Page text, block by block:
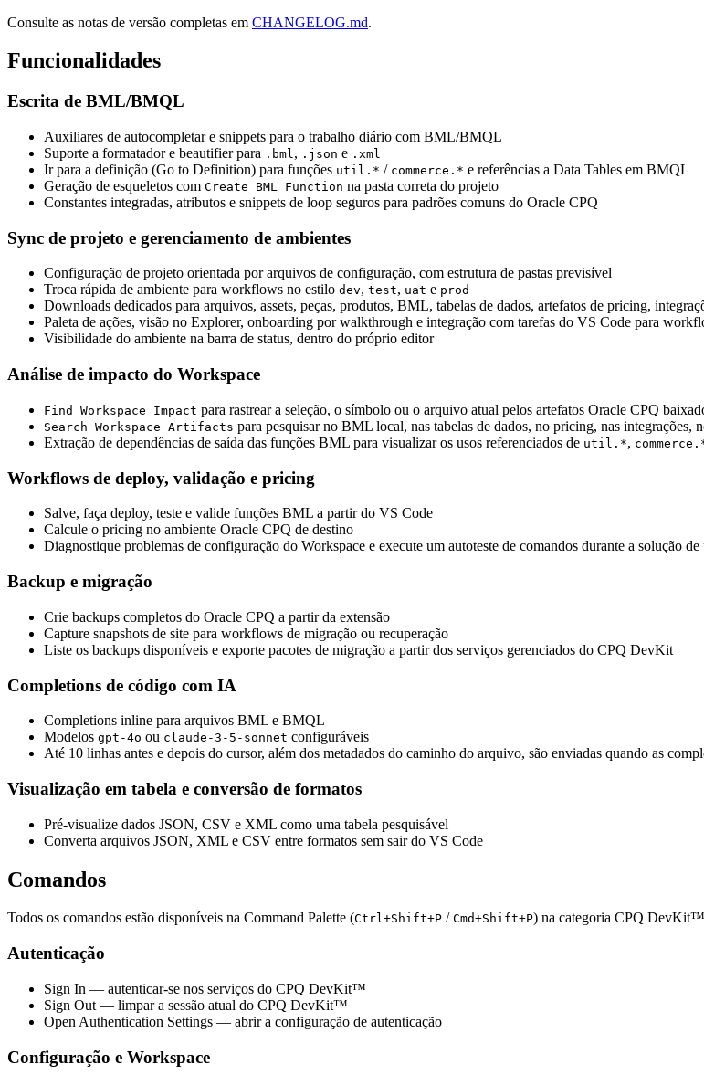
Consulte as notas de versão completas em CHANGELOG.md.
Funcionalidades
Escrita de BML/BMQL
Auxiliares de autocompletar e snippets para o trabalho diário com BML/BMQL
Suporte a formatador e beautifier para .bml, .json e .xml
Ir para a definição (Go to Definition) para funções util.* / commerce.* e referências a Data Tables em BMQL
Geração de esqueletos com Create BML Function na pasta correta do projeto
Constantes integradas, atributos e snippets de loop seguros para padrões comuns do Oracle CPQ
Sync de projeto e gerenciamento de ambientes
Configuração de projeto orientada por arquivos de configuração, com estrutura de pastas previsível
Troca rápida de ambiente para workflows no estilo dev, test, uat e prod
Downloads dedicados para arquivos, assets, peças, produtos, BML, tabelas de dados, artefatos de pricing,
Paleta de ações, visão no Explorer, onboarding por walkthrough e integração com tarefas do VS Code para
Visibilidade do ambiente na barra de status, dentro do próprio editor
Análise de impacto do Workspace
Find Workspace Impact para rastrear a seleção, o símbolo ou o arquivo atual pelos artefatos Oracle CPQ
Search Workspace Artifacts para pesquisar no BML local, nas tabelas de dados, no pricing, nas integrações,
Extração de dependências de saída das funções BML para visualizar os usos referenciados de util.*,
Workflows de deploy, validação e pricing
Salve, faça deploy, teste e valide funções BML a partir do VS Code
Calcule o pricing no ambiente Oracle CPQ de destino
Diagnostique problemas de configuração do Workspace e execute um autoteste de comandos durante a solução de
Backup e migração
Crie backups completos do Oracle CPQ a partir da extensão
Capture snapshots de site para workflows de migração ou recuperação
Liste os backups disponíveis e exporte pacotes de migração a partir dos serviços gerenciados do CPQ DevKit
Completions de código com IA
Completions inline para arquivos BML e BMQL
Modelos gpt-4o ou claude-3-5-sonnet configuráveis
Até 10 linhas antes e depois do cursor, além dos metadados do caminho do arquivo, são enviadas quando as
Visualização em tabela e conversão de formatos
Pré-visualize dados JSON, CSV e XML como uma tabela pesquisável
Converta arquivos JSON, XML e CSV entre formatos sem sair do VS Code
Comandos
Todos os comandos estão disponíveis na Command Palette (Ctrl+Shift+P / Cmd+Shift+P) na categoria CPQ DevKit™
Autenticação
Sign In — autenticar-se nos serviços do CPQ DevKit™
Sign Out — limpar a sessão atual do CPQ DevKit™
Open Authentication Settings — abrir a configuração de autenticação
Configuração e Workspace